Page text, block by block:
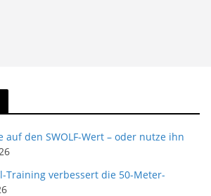
auf den SWOLF-Wert – oder nutze ihn
Training verbessert die 50-Meter-